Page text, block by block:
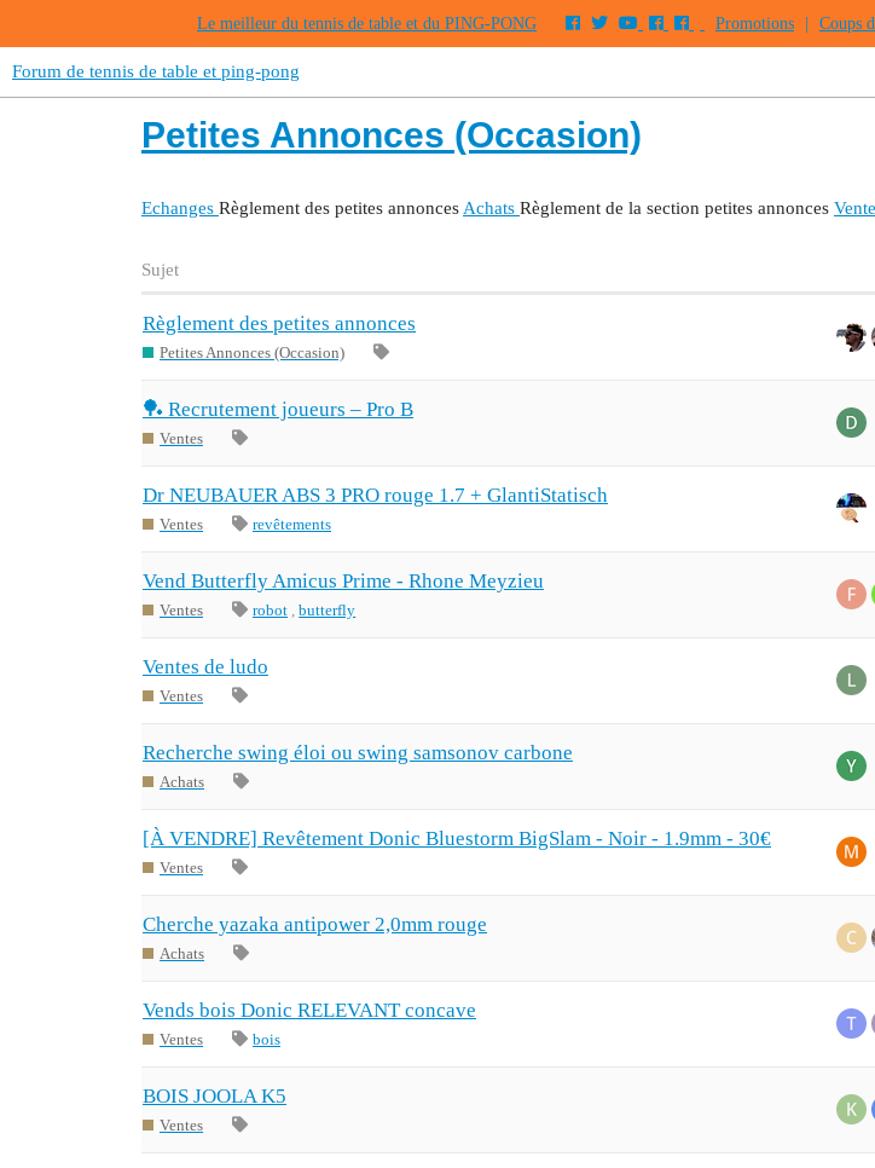
Le meilleur du tennis de table et du PING-PONG Promotions Coups
Forum de tennis de table et ping-pong
Petites Annonces (Occasion)
Echanges Règlement des petites annonces Achats Règlement de la section petites annonces
Sujet
Règlement des petites annonces
Petites Annonces (Occasion)
🏓 Recrutement joueurs – Pro B
Ventes
Dr NEUBAUER ABS 3 PRO rouge 1.7 + GlantiStatisch
Ventes revêtements
Vend Butterfly Amicus Prime - Rhone Meyzieu
Ventes robot ,butterfly
Ventes de ludo
Ventes
Recherche swing éloi ou swing samsonov carbone
Achats
[À VENDRE] Revêtement Donic Bluestorm BigSlam - Noir - 1.9mm - 30€
Ventes
Cherche yazaka antipower 2,0mm rouge
Achats
Vends bois Donic RELEVANT concave
Ventes bois
BOIS JOOLA K5
Ventes